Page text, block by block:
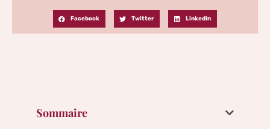
Facebook Twitter LinkedIn
Sommaire